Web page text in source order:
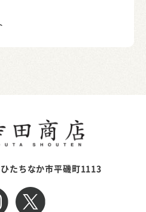
たちなか市平磯町1113